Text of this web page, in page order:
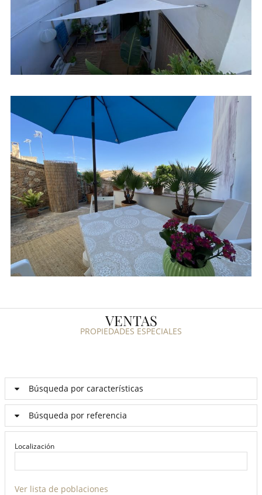
VENTAS
PROPIEDADES ESPECIALES
Búsqueda por características
Búsqueda por referencia
Localización
Ver lista de poblaciones